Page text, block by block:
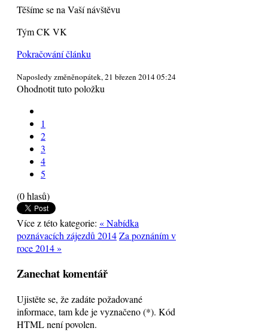
Těšíme se na Vaší návštěvu
Tým CK VK
Pokračování článku
Naposledy změněnopátek, 21 březen 2014 05:24
Ohodnotit tuto položku
1
2
3
4
5
(0 hlasů)
Více z této kategorie: « Nabídka
poznávacích zájezdů 2014Za poznáním v
roce 2014 »
Zanechat komentář
Ujistěte se, že zadáte požadované
informace, tam kde je vyznačeno (*). Kód
HTML není povolen.